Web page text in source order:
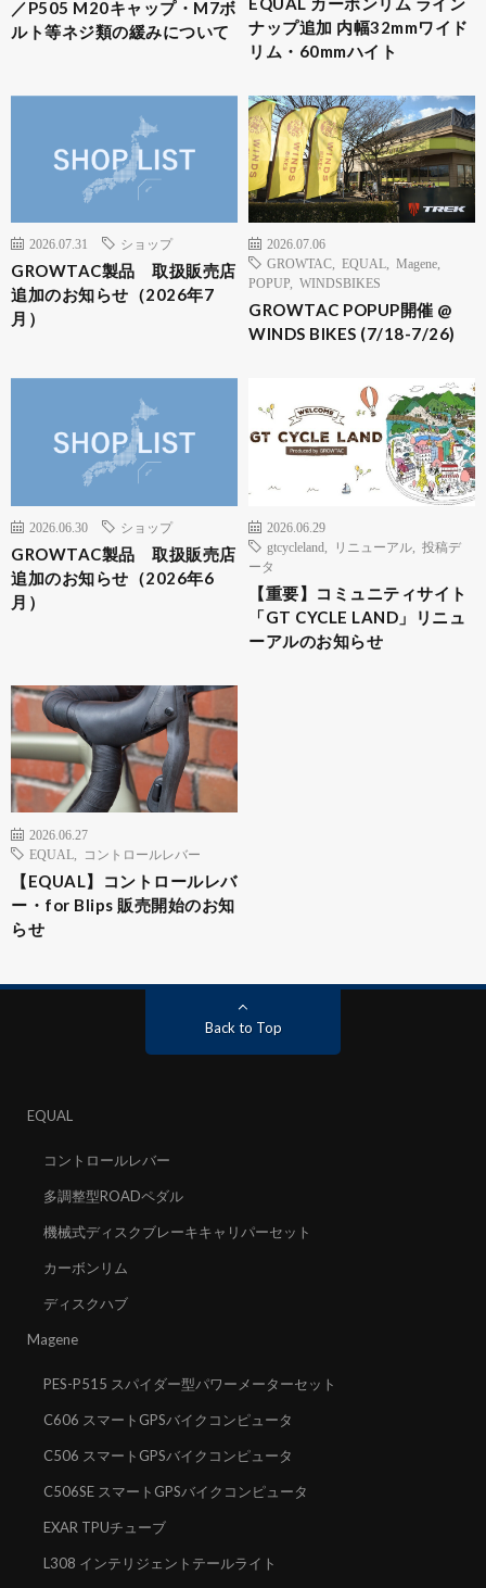
／P505 M20キャップ・M7ボ
ルト等ネジ類の緩みについて
ナップ追加 内幅32mmワイド
リム・60mmハイト
2026.07.31 ショップ
GROWTAC製品 取扱販売店
追加のお知らせ（2026年7
月）
2026.07.06
GROWTAC
EQUAL Magene
POPUP
WINDSBIKES
GROWTAC POPUP開催 @
WINDS BIKES (7/18-7/26)
2026.06.30 ショップ
GROWTAC製品 取扱販売店
追加のお知らせ（2026年6
月）
2026.06.29
gtcycleland
リニューアル
投稿デ
ータ
【重要】コミュニティサイト
「GT CYCLE LAND」リニュ
ーアルのお知らせ
2026.06.27
EQUAL
コントロールレバー
【EQUAL】コントロールレバ
ー・for Blips 販売開始のお知
らせ
Back to Top
EQUAL
コントロールレバー
多調整型ROADペダル
機械式ディスクブレーキキャリパーセット
カーボンリム
ディスクハブ
Magene
PES-P515 スパイダー型パワーメーターセット
C606 スマートGPSバイクコンピュータ
C506 スマートGPSバイクコンピュータ
C506SE スマートGPSバイクコンピュータ
EXAR TPUチューブ
L308 インテリジェントテールライト